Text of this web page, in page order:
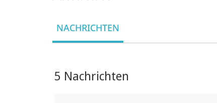
NACHRICHTEN
5 Nachrichten